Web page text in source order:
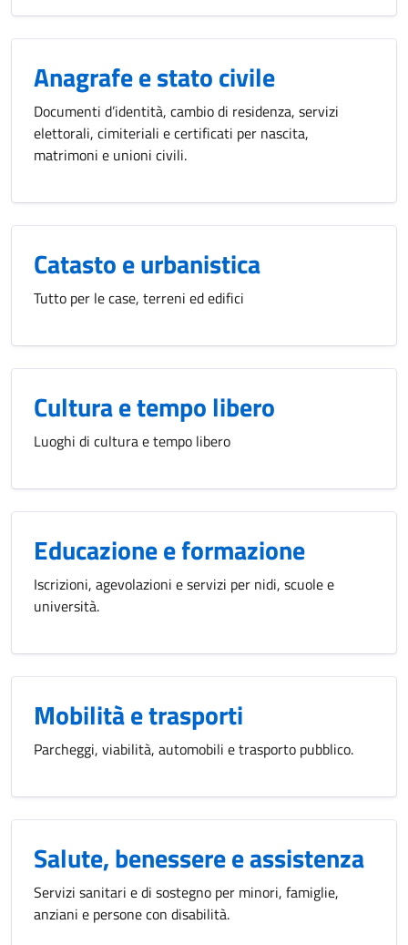
Anagrafe e stato civile
Documenti d’identità, cambio di residenza, servizi
elettorali, cimiteriali e certificati per nascita,
matrimoni e unioni civili.
Catasto e urbanistica
Tutto per le case, terreni ed edifici
Cultura e tempo libero
Luoghi di cultura e tempo libero
Educazione e formazione
Iscrizioni, agevolazioni e servizi per nidi, scuole e
università.
Mobilità e trasporti
Parcheggi, viabilità, automobili e trasporto pubblico.
Salute, benessere e assistenza
Servizi sanitari e di sostegno per minori, famiglie,
anziani e persone con disabilità.